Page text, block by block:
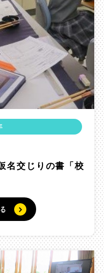
名交じりの書「校